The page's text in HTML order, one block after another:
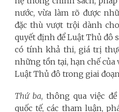
nước, vừa làm rõ được
đặc thù vượt trội dành
quyết định để Luật Thủ đô
có tính khả thi, giá trị
những tồn tại, hạn chế
Luật Thủ đô trong giai
Thứ ba, thông qua việc
quốc tế, các tham luận,